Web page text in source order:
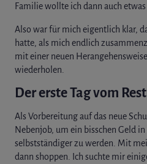
Familie wollte ich dann auch etwas
Also war für mich eigentlich klar,
hatte, als mich endlich
mit einer neuen
wiederholen.
Der erste Tag vom
Als Vorbereitung auf das neue
Nebenjob, um ein bisschen Geld in
selbstständiger zu werden. Mit
dann shoppen. Ich suchte mir